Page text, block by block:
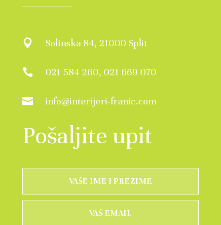
 Solinska 84, 21000 Split
 021 584 260, 021 669 070
 info@interijeri-franic.com
Pošaljite upit